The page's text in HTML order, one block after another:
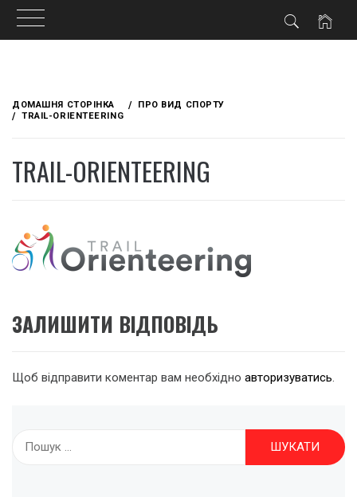
content
ДОМАШНЯ СТОРІНКА
ПРО ВИД СПОРТУ
TRAIL-ORIENTEERING
TRAIL-ORIENTEERING
ЗАЛИШИТИ ВІДПОВІДЬ
Щоб відправити коментар вам необхідно авторизуватись.